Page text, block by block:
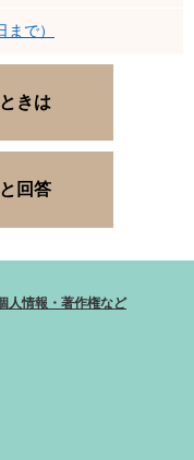
で）
きは
回答
人情報・著作権など